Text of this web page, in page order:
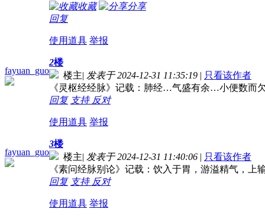
收藏
分享
回复
使用道具 举报
fayuan_guo
2楼
楼主| 发表于 2024-12-31 11:35:19 | 只看该作者
《灵枢经经脉》记载：肺经…气盛有余…小便数而
回复 支持 反对
使用道具 举报
fayuan_guo
3楼
楼主| 发表于 2024-12-31 11:40:06 | 只看该作者
《素问经脉别论》记载：饮入于胃，游溢精气，
回复 支持 反对
使用道具 举报